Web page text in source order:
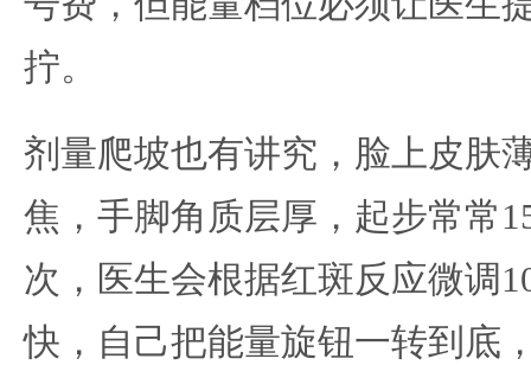
拧。
剂量爬坡也有讲究，脸上皮肤
焦，手脚角质层厚，起步常常
次，医生会根据红斑反应微调
快，自己把能量旋钮一转到底